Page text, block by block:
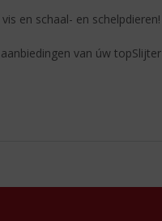
en schaal- en schelpdieren!
van úw topSlijter